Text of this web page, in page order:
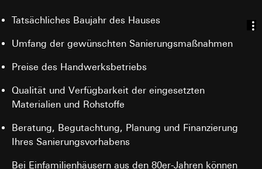
Tatsächliches Baujahr des Hauses
Umfang der gewünschten Sanierungsmaßnahmen
Preise des Handwerksbetriebs
Qualität und Verfügbarkeit der eingesetzten
Materialien und Rohstoffe
Beratung, Begutachtung, Planung und Finanzierung
Ihres Sanierungsvorhabens
Bei Einfamilienhäusern aus den 80er-Jahren können
Optimierung der Website und der
Nutzererfahrung
Verbesserung der Funktionalität und
Sicherstellung eines personalisierten und
nutzerorientierten Online-Erlebnisses;
Entscheidungsfindung über Website-
Anpassungen.